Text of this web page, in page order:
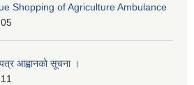
Shopping of Agriculture Ambulance
आह्वानकाे सूचना ।